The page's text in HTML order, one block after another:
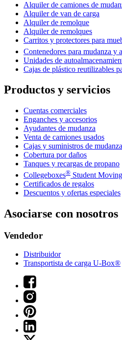
Alquiler de camiones de
Alquiler de van de carga
Alquiler de remolque
Alquiler de remolques
Carritos y protectores para
Contenedores para mudanza y
Unidades de
Cajas de plástico reutilizables
Productos y servicios
Cuentas comerciales
Enganches y accesorios
Ayudantes de mudanza
Venta de camiones usados
Cajas y suministros de mudanza
Cobertura por daños
Tanques y recargas de propano
Collegeboxes® Student Moving
Certificados de regalos
Descuentos y ofertas especiales
Asociarse con nosotros
Vendedor
Distribuidor
Transportista de carga U-Box®